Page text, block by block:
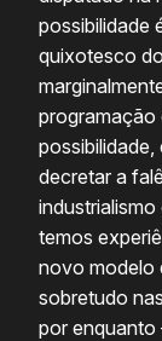
possibilidade
quixotesco
programação
possibilidade,
decretar a
temos
novo modelo
sobretudo
por enquanto